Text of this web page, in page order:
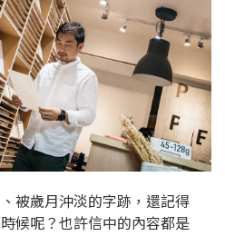
被歲月沖淡的字跡，還記得
候呢？也許信中的內容都是